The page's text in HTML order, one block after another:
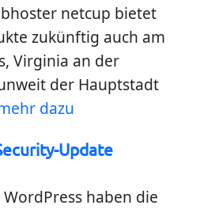
netcup bietet
zukünftig auch am
Virginia an der
der Hauptstadt
dazu
Update
haben die